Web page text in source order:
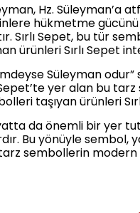
Hz. Süleyman’a
hükmetme
Sırlı Sepet, bu tür
ürünleri Sırlı Sepet
Süleyman
Sepet’te yer alan bu
taşıyan ürünleri
da önemli bir yer
Bu yönüyle
tarz sembollerin